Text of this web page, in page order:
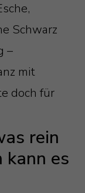
Schwarz
–
mit
doch für
rein
kann es